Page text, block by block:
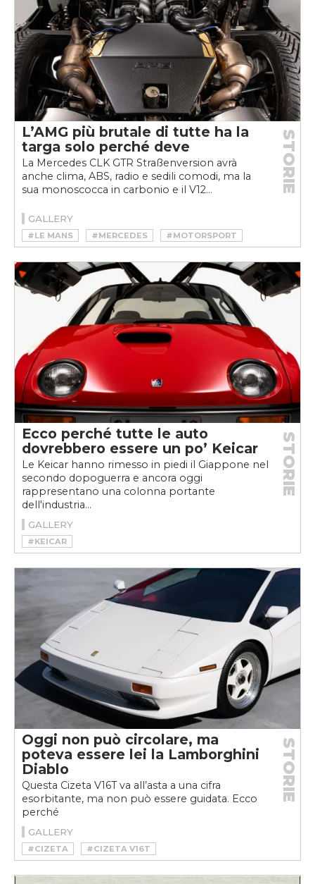
L’AMG più brutale di tutte ha la
targa solo perché deve
La Mercedes CLK GTR Straßenversion avrà
anche clima, ABS, radio e sedili comodi, ma la
sua monoscocca in carbonio e il V12...
STORIE
GALLERY
#LE MANS #MERCEDES #MOTORSPORT
Ecco perché tutte le auto
dovrebbero essere un po’ Keicar
Le Keicar hanno rimesso in piedi il Giappone nel
secondo dopoguerra e ancora oggi
rappresentano una colonna portante
dell'industria...
STORIE
GALLERY
#KEICAR
Oggi non può circolare, ma
poteva essere lei la Lamborghini
Diablo
Questa Cizeta V16T va all’asta a una cifra
esorbitante, ma non può essere guidata. Ecco
perché
STORIE
GALLERY
#CIZETA
#CIZETA V16T
#CIZETA-MORODER V16T